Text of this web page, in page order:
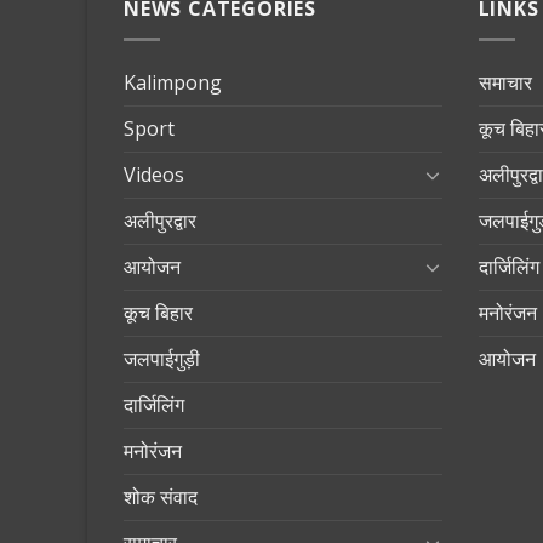
NEWS CATEGORIES
Kalimpong
Sport
Videos
अलीपुरद्वार
आयोजन
कूच बिहार
जलपाईगुड़ी
दार्जिलिंग
मनोरंजन
शोक संवाद
LINKS
समाचार
कूच
दार्जिलिंग
मनोरंजन
आयोजन